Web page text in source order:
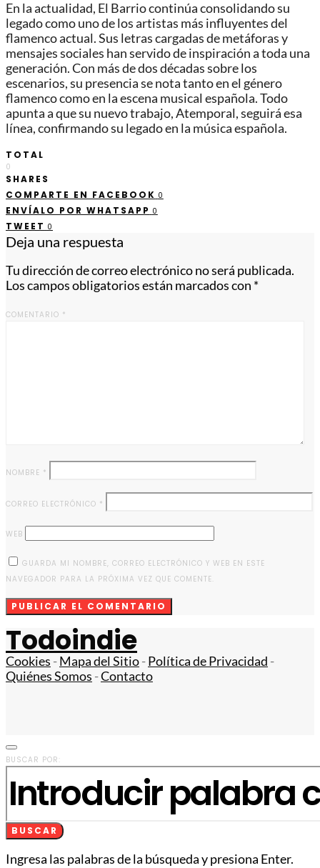
En la actualidad, El Barrio continúa consolidando su
legado como uno de los artistas más influyentes del
flamenco actual. Sus letras cargadas de metáforas y
mensajes sociales han servido de inspiración a toda una
generación. Con más de dos décadas sobre los
escenarios, su presencia se nota tanto en el género
flamenco como en la escena musical española. Todo
apunta a que su nuevo trabajo, Atemporal, seguirá esa
línea, confirmando su legado en la música española.
TOTAL
0
SHARES
COMPARTE EN FACEBOOK 0
ENVÍALO POR WHATSAPP 0
TWEET 0
Deja una respuesta
Tu dirección de correo electrónico no será publicada.
Los campos obligatorios están marcados con *
COMENTARIO *
NOMBRE *
CORREO ELECTRÓNICO *
WEB
GUARDA MI NOMBRE, CORREO ELECTRÓNICO Y WEB EN ESTE
NAVEGADOR PARA LA PRÓXIMA VEZ QUE COMENTE.
Todoindie
Cookies -Mapa del Sitio-Política de Privacidad -
Quiénes Somos -Contacto
BUSCAR POR:
BUSCAR
Ingresa las palabras de la búsqueda y presiona Enter.